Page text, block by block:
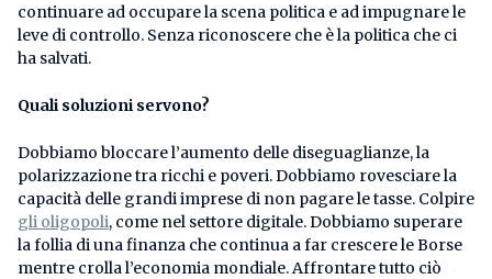
continuare ad occupare la scena politica e ad impugnare le
leve di controllo. Senza riconoscere che è la politica che ci
ha salvati.
Quali soluzioni servono?
Dobbiamo bloccare l’aumento delle diseguaglianze, la
polarizzazione tra ricchi e poveri. Dobbiamo rovesciare la
capacità delle grandi imprese di non pagare le tasse. Colpire
gli oligopoli, come nel settore digitale. Dobbiamo superare
la follia di una finanza che continua a far crescere le Borse
mentre crolla l’economia mondiale. Affrontare tutto ciò